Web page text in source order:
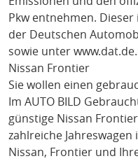
Pkw entnehmen.
der Deutschen
sowie unter www.dat.de.
Nissan Frontier
Sie wollen einen
Im AUTO BILD
günstige Nissan Frontier
zahlreiche
Nissan, Frontier und